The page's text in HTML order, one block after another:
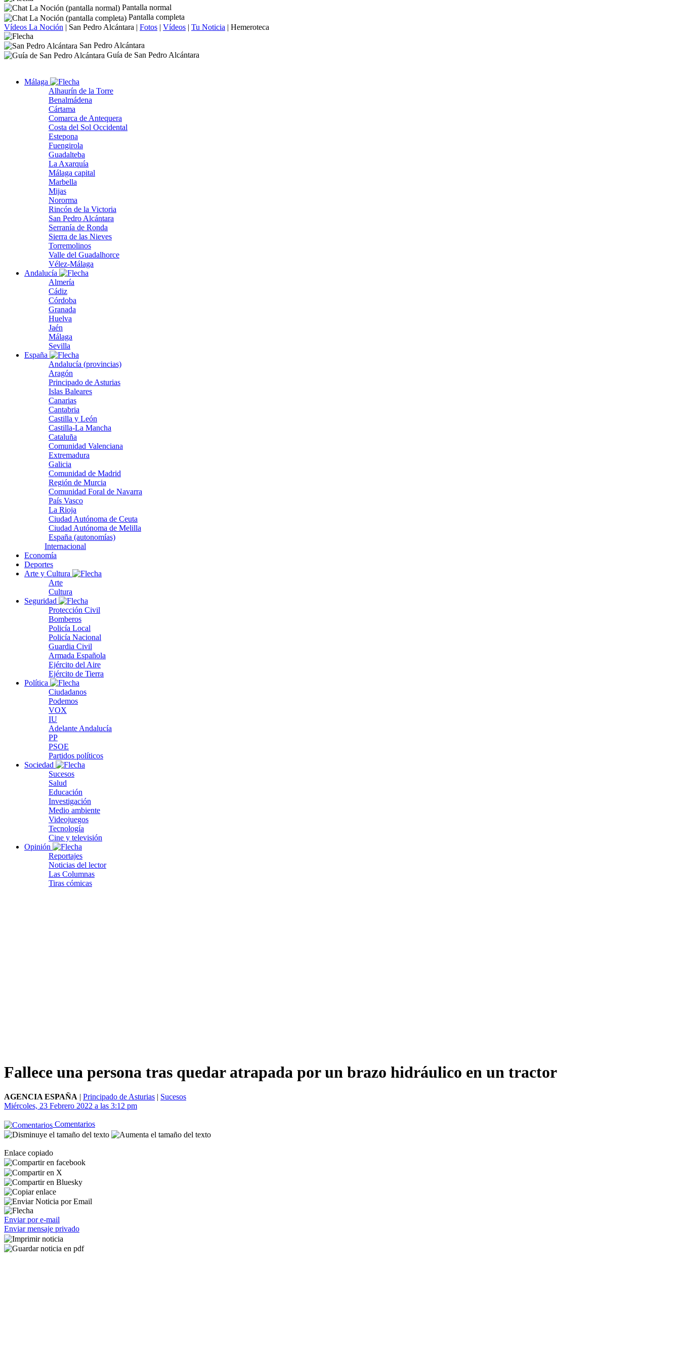
Pantalla normal
Pantalla completa
Vídeos La Noción | San Pedro Alcántara | Fotos | Vídeos | Tu Noticia | Hemeroteca
San Pedro Alcántara
Guía de San Pedro Alcántara
Málaga
Alhaurín de la Torre
Benalmádena
Cártama
Comarca de Antequera
Costa del Sol Occidental
Estepona
Fuengirola
Guadalteba
La Axarquía
Málaga capital
Marbella
Mijas
Nororma
Rincón de la Victoria
San Pedro Alcántara
Serranía de Ronda
Sierra de las Nieves
Torremolinos
Valle del Guadalhorce
Vélez-Málaga
Andalucía
Almería
Cádiz
Córdoba
Granada
Huelva
Jaén
Málaga
Sevilla
España
Andalucía (provincias)
Aragón
Principado de Asturias
Islas Baleares
Canarias
Cantabria
Castilla y León
Castilla-La Mancha
Cataluña
Comunidad Valenciana
Extremadura
Galicia
Comunidad de Madrid
Región de Murcia
Comunidad Foral de Navarra
País Vasco
La Rioja
Ciudad Autónoma de Ceuta
Ciudad Autónoma de Melilla
España (autonomías)
Internacional
Economía
Deportes
Arte y Cultura
Arte
Cultura
Seguridad
Protección Civil
Bomberos
Policía Local
Policía Nacional
Guardia Civil
Armada Española
Ejército del Aire
Ejército de Tierra
Política
Ciudadanos
Podemos
VOX
IU
Adelante Andalucía
PP
PSOE
Partidos políticos
Sociedad
Sucesos
Salud
Educación
Investigación
Medio ambiente
Videojuegos
Tecnología
Cine y televisión
Opinión
Reportajes
Noticias del lector
Las Columnas
Tiras cómicas
Fallece una persona tras quedar atrapada por un brazo hidráulico en un tractor
AGENCIA ESPAÑA | Principado de Asturias | Sucesos
Miércoles, 23 Febrero 2022 a las 3:12 pm
Comentarios
Enlace copiado
Enviar por e-mail
Enviar mensaje privado